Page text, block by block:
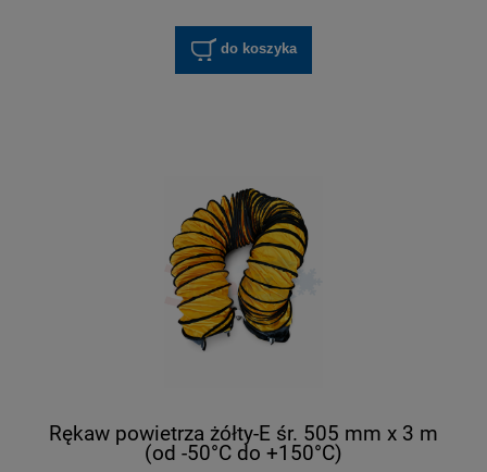
do koszyka
Rękaw powietrza żółty-E śr. 505 mm x 3 m
(od -50°C do +150°C)